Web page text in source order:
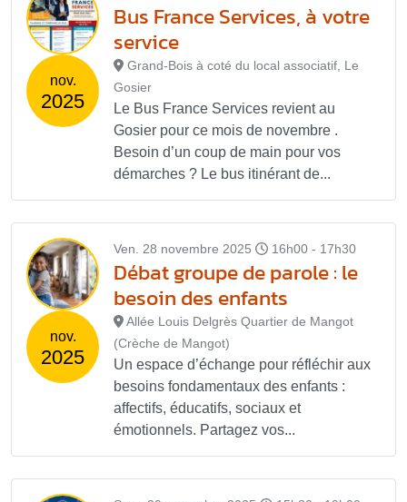
nov.
2025
Bus France Services, à votre
service
Grand-Bois à coté du local associatif, Le
Gosier
Le Bus France Services revient au
Gosier pour ce mois de novembre .
Besoin d’un coup de main pour vos
démarches ? Le bus itinérant de...
nov.
2025
Ven. 28 novembre 2025 16h00 - 17h30
Débat groupe de parole : le
besoin des enfants
Allée Louis Delgrès Quartier de Mangot
(Crèche de Mangot)
Un espace d’échange pour réfléchir aux
besoins fondamentaux des enfants :
affectifs, éducatifs, sociaux et
émotionnels. Partagez vos...